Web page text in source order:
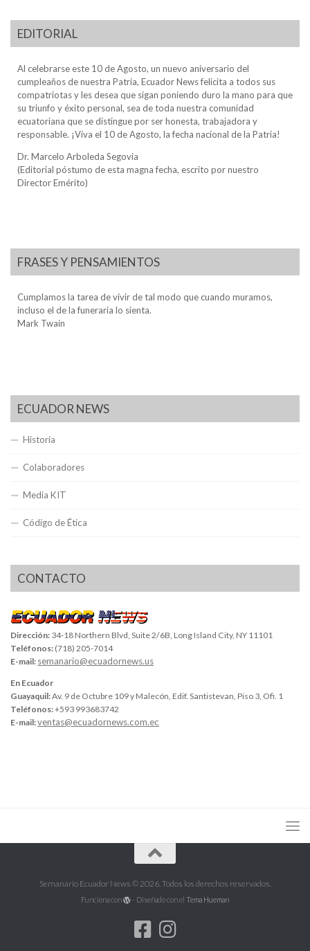
EDITORIAL
Al celebrarse este 10 de Agosto, un nuevo aniversario del
cumpleaños de nuestra Patria, Ecuador News felicita a todos sus
compatriotas y les desea que sigan poniendo duro la mano para que
su triunfo y éxito personal, sea de toda nuestra comunidad
ecuatoriana que se distingue por ser honesta, trabajadora y
responsable. ¡Viva el 10 de Agosto, la fecha nacional de la Patria!
Dr. Marcelo Arboleda Segovia
(Editorial póstumo de esta magna fecha, escrito por nuestro
Director Emérito)
FRASES Y PENSAMIENTOS
Cumplamos la tarea de vivir de tal modo que cuando muramos,
incluso el de la funeraria lo sienta.
Mark Twain
ECUADOR NEWS
Historia
Colaboradores
Media KIT
Código de Ética
CONTACTO
Dirección: 34-18 Northern Blvd, Suite 2/6B, Long Island City, NY 11101
Teléfonos: (718) 205-7014
E-mail: semanario@ecuadornews.us
En Ecuador
Guayaquil:Av. 9 de Octubre 109 y Malecón, Edif. Santistevan, Piso 3, Ofi. 1
Teléfonos:+593 993683742
E-mail:ventas@ecuadornews.com.ec
Semanario Ecuador News © 2026. Todos los derechos reservados.
Funciona con - Diseñado con el Tema Hueman